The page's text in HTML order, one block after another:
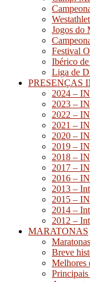
Jogos do
Festival
Ibérico
Liga de
PRESENÇAS
2024 –
2023 –
2022 –
2021 –
2020 –
2019 –
2018 –
2017 –
2016 –
2013 –
2015 –
2014 – Int
2012 – Int
MARATONAS
Breve
Melhores
Principais